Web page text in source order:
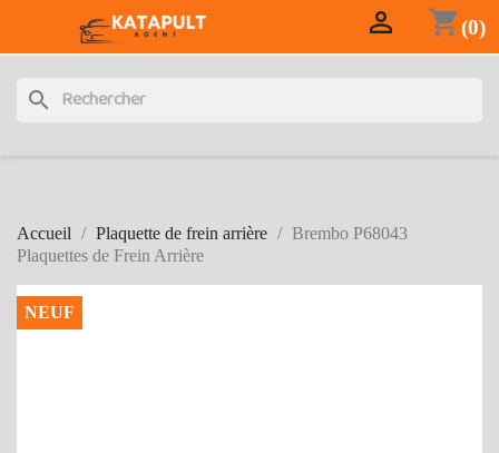
shopping_cart(0)

search
Accueil Plaquette de frein arrière
Brembo P68043
Plaquettes de Frein Arrière
NEUF